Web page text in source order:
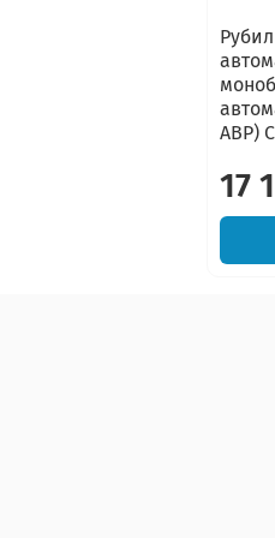
АВР)
17